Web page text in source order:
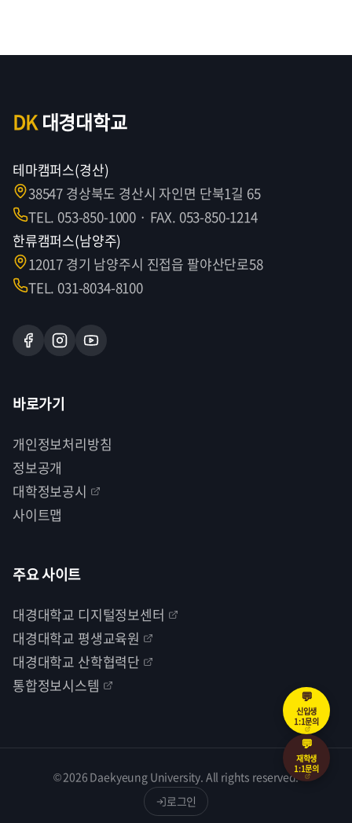
DK대경대학교
테마캠퍼스(경산)
38547 경상북도 경산시 자인면 단북1길 65
TEL. 053-850-1000 · FAX. 053-850-1214
한류캠퍼스(남양주)
12017 경기 남양주시 진접읍 팔야산단로58
TEL. 031-8034-8100
바로가기
개인정보처리방침
정보공개
대학정보공시
사이트맵
주요 사이트
대경대학교 디지털정보센터
대경대학교 평생교육원
대경대학교 산학협력단
통합정보시스템
© 2026 Daekyeung University. All rights reserved.
로그인
💬
신입생
1:1문의
💬
재학생
1:1문의